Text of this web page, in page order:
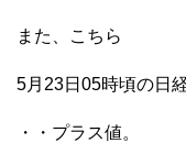
また、こちら
5月23日05時頃の日
・・プラス値。